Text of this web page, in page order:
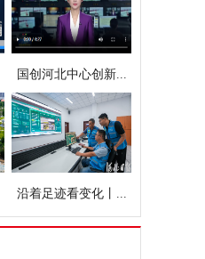
国创河北中心创新...
沿着足迹看变化丨...